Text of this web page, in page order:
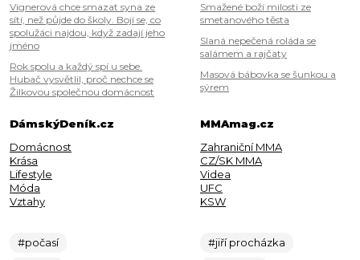
Vignerová chce smazat syna ze
sítí, než půjde do školy. Bojí se, co
spolužáci najdou, když zadají jeho
jméno
Rok spolu a každý spí u sebe.
Hubač vysvětlil, proč nechce se
Žilkovou společnou domácnost
Smažené boží milosti ze
smetanového těsta
Slaná nepečená roláda se
salámem a rajčaty
Masová bábovka se šunkou a
sýrem
DámskýDeník.cz
Domácnost
Krása
Lifestyle
Móda
Vztahy
#počasí
MMAmag.cz
Zahraniční MMA
CZ/SK MMA
Videa
UFC
KSW
#jiří procházka